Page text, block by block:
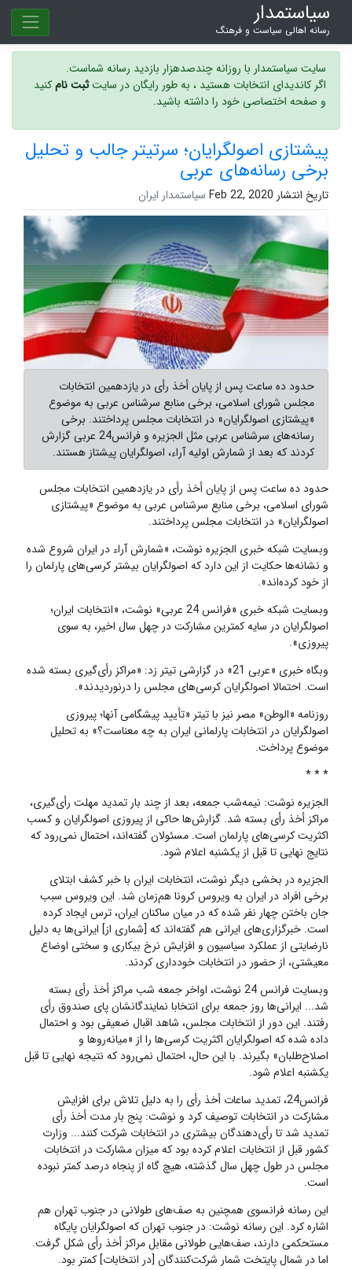
سیاستمدار
رسانه اهالی سیاست و فرهنگ
سایت سیاستمدار با روزانه چندصدهزار بازدید رسانه شماست.
اگر کاندیدای انتخابات هستید ، به طور رایگان در سایتثبت نامکنید
و صفحه اختصاصی خود را داشته باشید.
پیشتازی اصولگرایان؛ سرتیتر جالب و تحلیل
برخی رسانه‌های عربی
تاریخ انتشار Feb 22, 2020 سیاستمدار ایران
حدود ده ساعت پس از پایان أخذ رأی در یازدهمین انتخابات
مجلس شورای اسلامی، برخی منابع سرشناس عربی به موضوع
«پیشتازی اصولگرایان» در انتخابات مجلس پرداختند. برخی
رسانه‌های سرشناس عربی مثل الجزیره و فرانس24 عربی گزارش
کردند که بعد از شمارش اولیه آراء، اصولگرایان پیشتاز هستند.
حدود ده ساعت پس از پایان أخذ رأی در یازدهمین انتخابات مجلس
شورای اسلامی، برخی منابع سرشناس عربی به موضوع «پیشتازی
اصولگرایان» در انتخابات مجلس پرداختند.
وبسایت شبکه خبری الجزیره نوشت، «شمارش آراء در ایران شروع شده
و نشانه‌ها حکایت از این دارد که اصولگرایان بیشتر کرسی‌های پارلمان را
از خود کرده‌اند».
وبسایت شبکه خبری «فرانس 24 عربی»‌ نوشت، «انتخابات ایران؛
اصولگرایان در سایه کمترین مشارکت در چهل سال اخیر، به سوی
پیروزی».
وبگاه خبری «عربی 21» در گزارشی تیتر زد: «مراکز رأی‌گیری بسته شده
است. احتمالا اصولگرایان کرسی‌های مجلس را درنوردیدند».
روزنامه «الوطن» مصر نیز با تیتر «تأیید پیشگامی آنها؛ پیروزی
اصولگرایان در انتخابات پارلمانی ایران به چه معناست؟» به تحلیل
موضوع پرداخت.
* * *
الجزیره نوشت: نیمه‌شب جمعه، بعد از چند بار تمدید مهلت رأی‌گیری،
مراکز أخذ رأی بسته شد. گزارش‌ها حاکی از پیروزی اصولگرایان و کسب
اکثریت کرسی‌های پارلمان است. مسئولان گفته‌اند، احتمال نمی‌رود که
نتایج نهایی تا قبل از یکشنبه اعلام شود.
الجزیره در بخشی دیگر نوشت، انتخابات ایران با خبر کشف ابتلای
برخی افراد در ایران به ویروس کرونا هم‌زمان شد. این ویروس سبب
جان باختن چهار نفر شده که در میان ساکنان ایران، ترس ایجاد کرده
است. خبرگزاری‌های ایرانی هم گفته‌اند که [شماری از] ایرانی‌ها به دلیل
نارضایتی از عملکرد سیاسیون و افزایش نرخ بیکاری و سختی اوضاع
معیشتی، از حضور در انتخابات خودداری کردند.
وبسایت فرانس 24 نوشت، اواخر جمعه شب مراکز أخذ رأی بسته
شد... ایرانی‌ها روز جمعه برای انتخابا نمایندگانشان پای صندوق رأی
رفتند. این دور از انتخابات مجلس، شاهد اقبال ضعیفی بود و احتمال
داده شده که اصولگرایان اکثریت کرسی‌ها را از «میانه‌روها و
اصلاح‌طلبان» بگیرند. با این حال، احتمال نمی‌رود که نتیجه نهایی تا قبل
یکشنبه اعلام شود.
فرانس‌24، تمدید ساعات أخذ رأی را به دلیل تلاش برای افزایش
مشارکت در انتخابات توصیف کرد و نوشت: پنج بار مدت أخذ رأی
تمدید شد تا رأی‌دهندگان بیشتری در انتخابات شرکت کنند... وزارت
کشور قبل از انتخابات اعلام کرده بود که میزان مشارکت در انتخابات
مجلس در طول چهل سال گذشته، هیچ گاه از پنجاه درصد کمتر نبوده
است.
این رسانه فرانسوی همچنین به صف‌های طولانی در جنوب تهران هم
اشاره کرد. این رسانه نوشت: در جنوب تهران که اصولگرایان پایگاه
مستحکمی دارند، صف‌هایی طولانی مقابل مراکز أخذ رأی شکل گرفت.
اما در شمال پایتخت شمار شرکت‌کنندگان [در انتخابات] کمتر بود.